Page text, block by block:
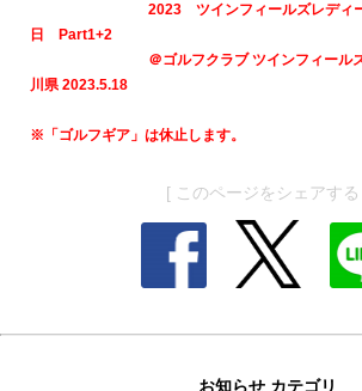
2023 ツインフィールズレディ
日 Part1+2
＠ゴルフクラブ ツインフィール
川県 2023.5.18
※「 ゴルフギア 」 は休止します。
[ このページをシェアする
お知らせ カテゴリ